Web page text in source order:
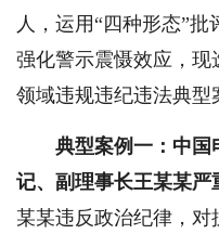
人，运用“四种形态”
强化警示震慑效应，现
领域违规违纪违法典型
典型案例一：中国
记、副理事长王某某严
某某违反政治纪律，